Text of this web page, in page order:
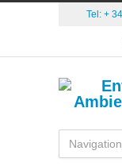
Tel: +